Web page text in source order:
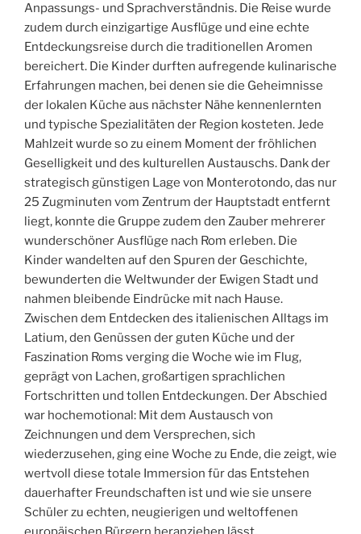
Anpassungs- und Sprachverständnis. Die Reise wurde
zudem durch einzigartige Ausflüge und eine echte
Entdeckungsreise durch die traditionellen Aromen
bereichert. Die Kinder durften aufregende kulinarische
Erfahrungen machen, bei denen sie die Geheimnisse
der lokalen Küche aus nächster Nähe kennenlernten
und typische Spezialitäten der Region kosteten. Jede
Mahlzeit wurde so zu einem Moment der fröhlichen
Geselligkeit und des kulturellen Austauschs. Dank der
strategisch günstigen Lage von Monterotondo, das nur
25 Zugminuten vom Zentrum der Hauptstadt entfernt
liegt, konnte die Gruppe zudem den Zauber mehrerer
wunderschöner Ausflüge nach Rom erleben. Die
Kinder wandelten auf den Spuren der Geschichte,
bewunderten die Weltwunder der Ewigen Stadt und
nahmen bleibende Eindrücke mit nach Hause.
Zwischen dem Entdecken des italienischen Alltags im
Latium, den Genüssen der guten Küche und der
Faszination Roms verging die Woche wie im Flug,
geprägt von Lachen, großartigen sprachlichen
Fortschritten und tollen Entdeckungen. Der Abschied
war hochemotional: Mit dem Austausch von
Zeichnungen und dem Versprechen, sich
wiederzusehen, ging eine Woche zu Ende, die zeigt, wie
wertvoll diese totale Immersion für das Entstehen
dauerhafter Freundschaften ist und wie sie unsere
Schüler zu echten, neugierigen und weltoffenen